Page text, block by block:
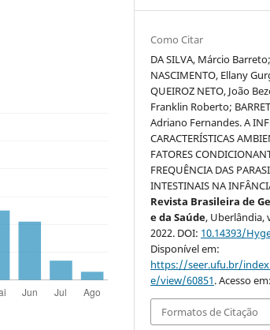
Como Citar
DA SILVA, Márcio
NASCIMENTO, Ellany
QUEIROZ NETO, João
Franklin Roberto;
Adriano Fernandes. A
CARACTERÍSTICAS
FATORES
FREQUÊNCIA DAS
INTESTINAIS NA
Revista Brasileira de
e da Saúde, Uberlândia,
2022. DOI: 10.14393/
Disponível em:
https://seer.ufu.br/
e/view/60851. Acesso
Formatos de Citação